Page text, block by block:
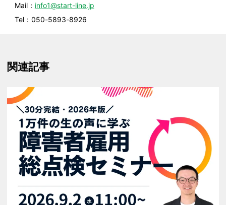
Mail： info1@start-line.jp
Tel：050-5893-8926
関連記事